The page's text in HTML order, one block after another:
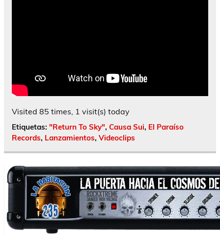
Visited 85 times, 1 visit(s) today
Etiquetas: "Return To Sky", Causa Sui, El Paraíso
Records, Lanzamientos, Videoclips